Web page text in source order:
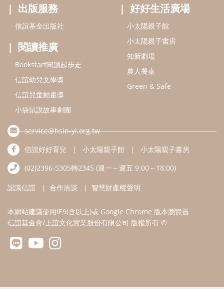
出版服務
信誼基金出版社
閱讀推廣
Bookstart閱讀起步走
信誼幼兒文學獎
信誼兒童動畫獎
小袋鼠說故事劇團
好好生活廣場
小太陽親子館
小太陽親子書房
知新劇場
農人餐桌
Green & Safe
service@hsin-yi.org.tw
信誼好好育兒
小太陽親子館
小太陽親子書房
(02)2396-5305轉2345 (週一～週五 9:00～18:00)
認識信誼 合作洽談 智慧財產權聲明
本網站建議使用IE9(含以上)或 Google Chrome 版本瀏覽器
信誼基金會/上誼文化實業股份有限公司 版權所有 ©